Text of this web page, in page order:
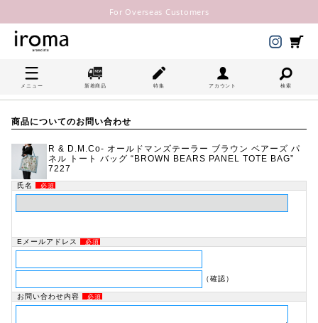
For Overseas Customers
メニュー 新着商品 特集 アカウント 検索
商品についてのお問い合わせ
R & D.M.Co- オールドマンズテーラー ブラウン ベアーズ パ
ネル トート バッグ “BROWN BEARS PANEL TOTE BAG”
7227
氏名 必須
Eメールアドレス 必須
（確認）
お問い合わせ内容 必須